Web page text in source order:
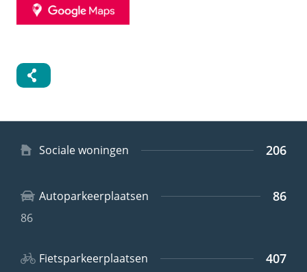
GOOGLE
TypeSociale woningen 206
Autoparkeerplaatsen 86
86
Fietsparkeerplaatsen 407